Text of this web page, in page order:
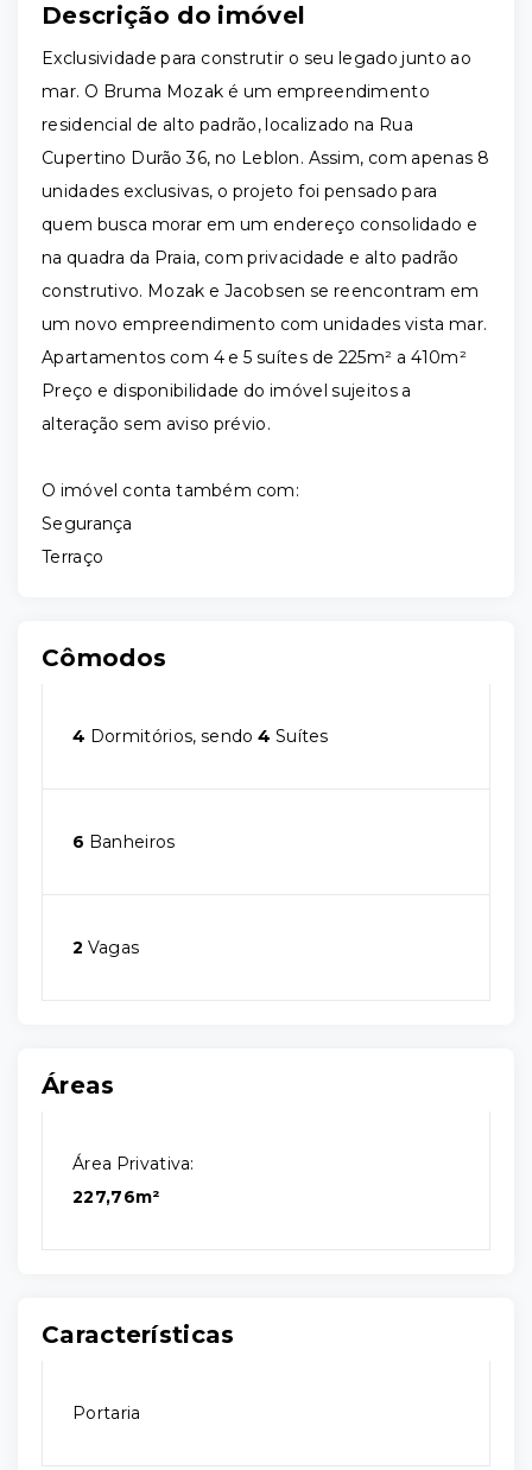
Descrição do imóvel
Exclusividade para construtir o seu legado junto ao
mar. O Bruma Mozak é um empreendimento
residencial de alto padrão, localizado na Rua
Cupertino Durão 36, no Leblon. Assim, com apenas 8
unidades exclusivas, o projeto foi pensado para
quem busca morar em um endereço consolidado e
na quadra da Praia, com privacidade e alto padrão
construtivo. Mozak e Jacobsen se reencontram em
um novo empreendimento com unidades vista mar.
Apartamentos com 4 e 5 suítes de 225m² a 410m²
Preço e disponibilidade do imóvel sujeitos a
alteração sem aviso prévio.
O imóvel conta também com:
Segurança
Terraço
Cômodos
4 Dormitórios, sendo4 Suítes
6 Banheiros
2 Vagas
Áreas
Área Privativa:
227,76m²
Características
Portaria